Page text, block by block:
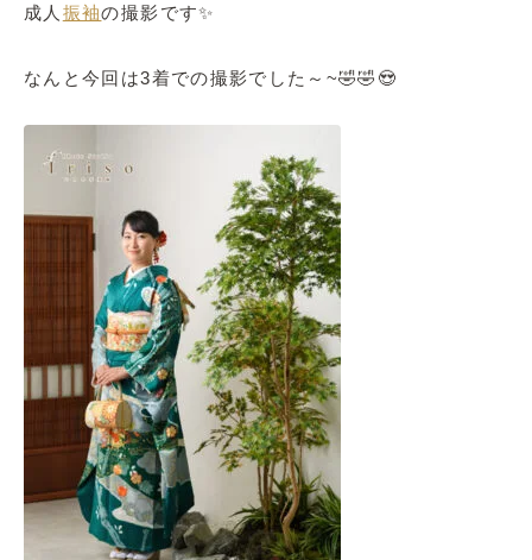
成人 振袖の撮影です✨
なんと今回は3着での撮影でした～~🤣🤣😍